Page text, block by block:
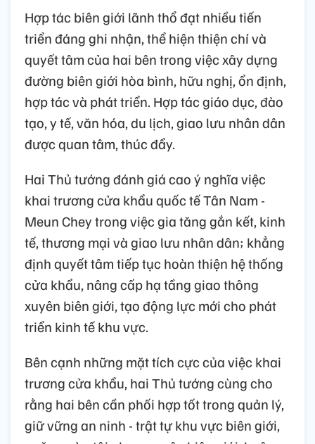
Hợp tác biên giới lãnh thổ đạt nhiều tiến
triển đáng ghi nhận, thể hiện thiện chí và
quyết tâm của hai bên trong việc xây dựng
đường biên giới hòa bình, hữu nghị, ổn định,
hợp tác và phát triển. Hợp tác giáo dục, đào
tạo, y tế, văn hóa, du lịch, giao lưu nhân dân
được quan tâm, thúc đẩy.
Hai Thủ tướng đánh giá cao ý nghĩa việc
khai trương cửa khẩu quốc tế Tân Nam -
Meun Chey trong việc gia tăng gắn kết, kinh
tế, thương mại và giao lưu nhân dân; khẳng
định quyết tâm tiếp tục hoàn thiện hệ thống
cửa khẩu, nâng cấp hạ tầng giao thông
xuyên biên giới, tạo động lực mới cho phát
triển kinh tế khu vực.
Bên cạnh những mặt tích cực của việc khai
trương cửa khẩu, hai Thủ tướng cùng cho
rằng hai bên cần phối hợp tốt trong quản lý,
giữ vững an ninh - trật tự khu vực biên giới,